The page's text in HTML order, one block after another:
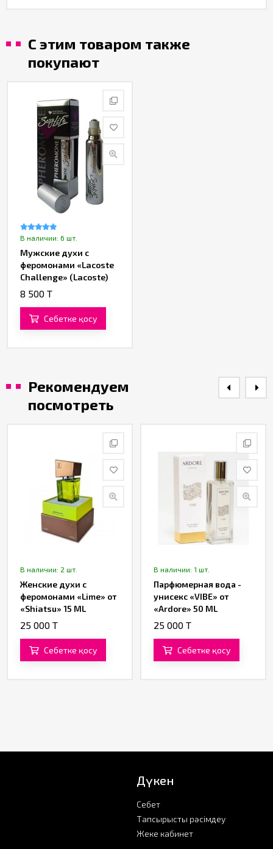
С этим товаром также
покупают
В наличии: 6 шт.
Мужские духи с
феромонами «Lacoste
Challenge» (Lacoste)
№12 от «SexyLife»
8 500 T
Себетке қосу
Рекомендуем
посмотреть
В наличии: 2 шт.
Женские духи с
феромонами «Lime» от
«Shiatsu» 15 ML
25 000 T
Себетке қосу
В наличии: 1 шт.
Парфюмерная вода -
унисекс «VIBE» от
«Ardore» 50 ML
25 000 T
Себетке қосу
Дүкен
Себет
Тапсырысты рәсімдеу
Жеке кабинет